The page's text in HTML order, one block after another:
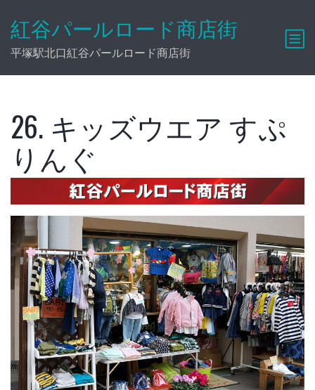
紅谷パールロード商店街
平塚駅北口紅谷パールロード商店街
26. キッズウエア すぷ
りんぐ